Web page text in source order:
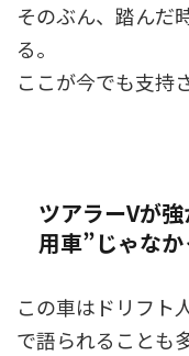
そのぶん、踏んだ
る。
ここが今でも支持
ツアラーVが
用車”じゃな
この車はドリフト
で語られることも